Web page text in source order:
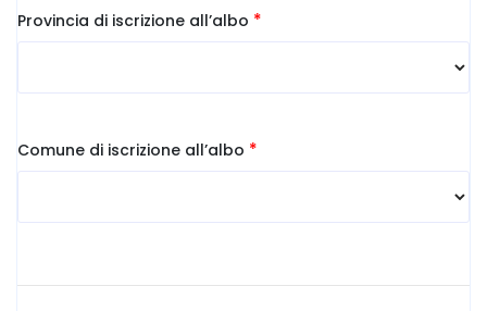
Provincia di iscrizione all’albo *
Comune di iscrizione all’albo *